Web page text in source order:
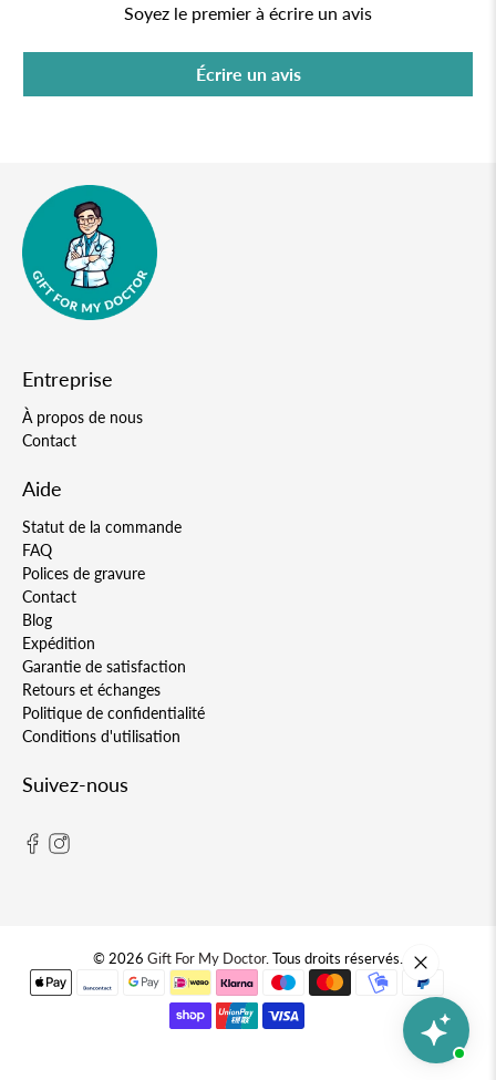
Soyez le premier à écrire un avis
Écrire un avis
Entreprise
À propos de nous
Contact
Aide
Statut de la commande
FAQ
Polices de gravure
Contact
Blog
Expédition
Garantie de satisfaction
Retours et échanges
Politique de confidentialité
Conditions d'utilisation
Suivez-nous
© 2026 Gift For My Doctor.Tous droits réservés.